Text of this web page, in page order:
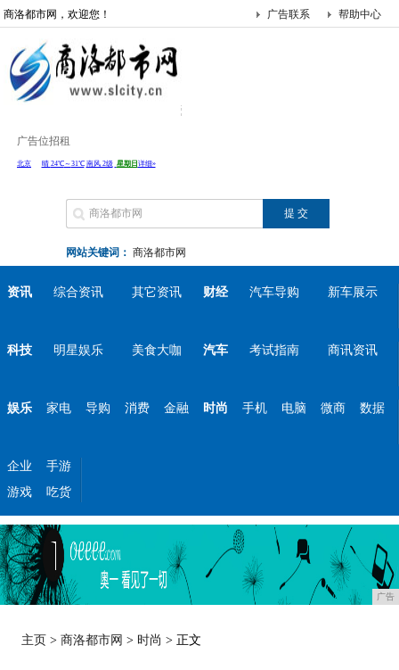
商洛都市网，欢迎您！ 帮助中心
广告联系
广告位招租
网站关键词： 商洛都市网
资讯 综合资讯 其它资讯 财经 汽车导购 新车展示
科技 明星娱乐 美食大咖 汽车 考试指南 商讯资讯
娱乐 家电 导购 消费 金融 时尚 手机 电脑 微商 数据
企业
手游
游戏
吃货
广告
主页 >商洛都市网 > 时尚 > 正文